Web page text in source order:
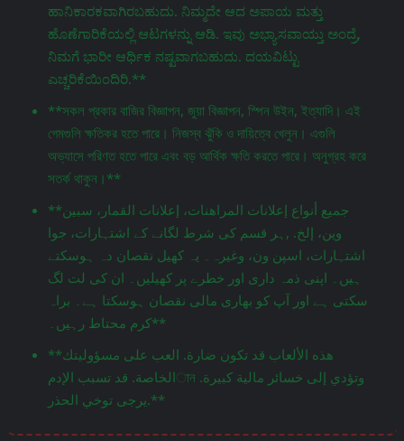
ಹಾನಿಕಾರಕವಾಗಿರಬಹುದು. ನಿಮ್ಮದೇ ಆದ ಅಪಾಯ ಮತ್ತು
ಹೊಣೆಗಾರಿಕೆಯಲ್ಲಿ ಆಟಗಳನ್ನು ಆಡಿ. ಇವು ಅಭ್ಯಾಸವಾಯ್ತು ಅಂದ್ರೆ,
ನಿಮಗೆ ಭಾರೀ ಆರ್ಥಿಕ ನಷ್ಟವಾಗಬಹುದು. ದಯವಿಟ್ಟು
ಎಚ್ಚರಿಕೆಯಿಂದಿರಿ.**
**সকল প্রকার বাজির বিজ্ঞাপন, জুয়া বিজ্ঞাপন, স্পিন উইন, ইত্যাদি। এই
গেমগুলি ক্ষতিকর হতে পারে। নিজস্ব ঝুঁকি ও দায়িত্বে খেলুন। এগুলি
অভ্যাসে পরিণত হতে পারে এবং বড় আর্থিক ক্ষতি করতে পারে। অনুগ্রহ করে
সতর্ক থাকুন।**
**جميع أنواع إعلانات المراهنات، إعلانات القمار، سبين
وين، إلخ. ,ہر قسم کی شرط لگانے کے اشتہارات، جوا
اشتہارات، اسپن ون، وغیرہ۔ یہ کھیل نقصان دہ ہوسکتے
ہیں۔ اپنی ذمہ داری اور خطرے پر کھیلیں۔ ان کی لت لگ
سکتی ہے اور آپ کو بھاری مالی نقصان ہوسکتا ہے۔ براہ
کرم محتاط رہیں۔**
**هذه الألعاب قد تكون ضارة. العب على مسؤوليتك
الخاصة. قد تسبب الإدمান وتؤدي إلى خسائر مالية كبيرة.
يرجى توخي الحذر.**